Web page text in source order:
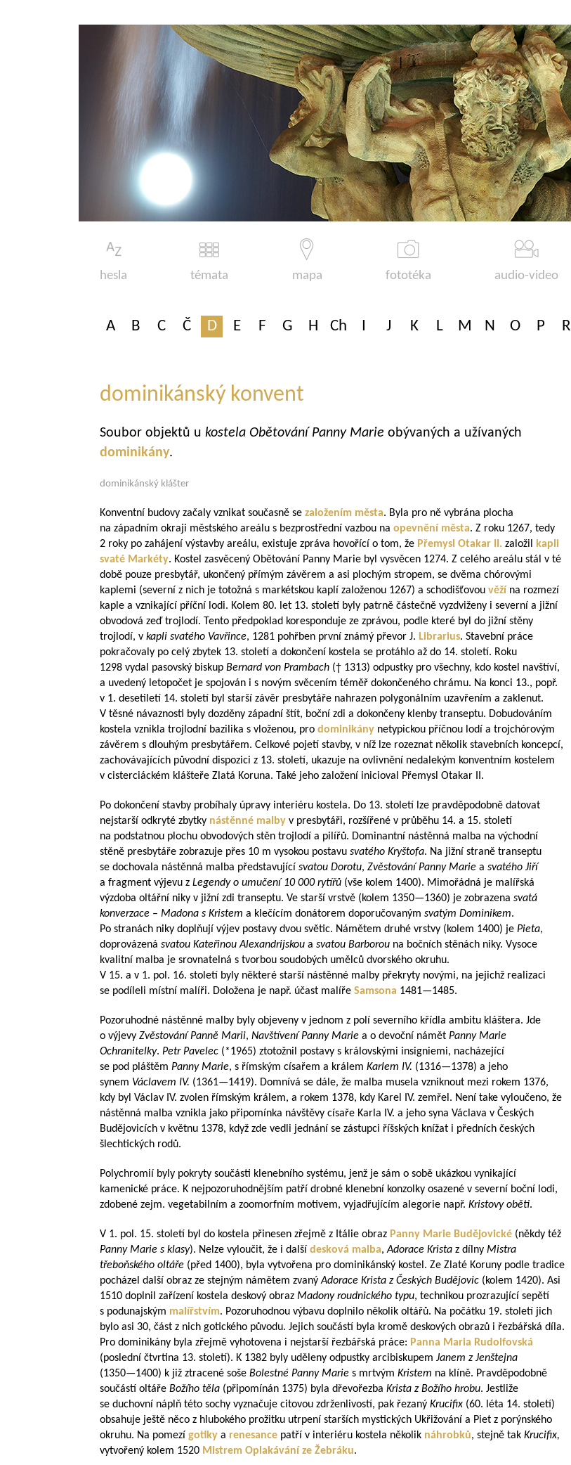
hesla témata mapa fototéka audio-video
A B C Č D E F G H Ch I J K L M N O P R
dominikánský konvent
Soubor objektů u kostela Obětování Panny Marie obývaných a užívaných
dominikány.
dominikánský klášter
Konventní budovy začaly vznikat současně se založením města. Byla pro ně vybrána plocha
na západním okraji městského areálu s bezprostřední vazbou na opevnění města. Z roku 1267, tedy
2 roky po zahájení výstavby areálu, existuje zpráva hovořící o tom, že Přemysl Otakar II. založil
kapli
svaté Markéty. Kostel zasvěcený Obětování Panny Marie byl vysvěcen 1274. Z celého areálu stál v té
době pouze presbytář, ukončený přímým závěrem a asi plochým stropem, se dvěma chórovými
kaplemi (severní z nich je totožná s markétskou kaplí založenou 1267) a schodišťovou věží na rozmezí
kaple a vznikající příční lodi. Kolem 80. let 13. století byly patrně částečně vyzdviženy i severní a jižní
obvodová zeď trojlodí. Tento předpoklad koresponduje ze zprávou, podle které byl do jižní stěny
trojlodí, v kapli svatého Vavřince, 1281 pohřben první známý převor J. Librarius. Stavební práce
pokračovaly po celý zbytek 13. století a dokončení kostela se protáhlo až do 14. století. Roku
1298 vydal pasovský biskup Bernard von Prambach († 1313) odpustky pro všechny, kdo kostel navštíví,
a uvedený letopočet je spojován i s novým svěcením téměř dokončeného chrámu. Na konci 13., popř.
v 1. desetiletí 14. století byl starší závěr presbytáře nahrazen polygonálním uzavřením a zaklenut.
V těsné návaznosti byly dozděny západní štít, boční zdi a dokončeny klenby transeptu. Dobudováním
kostela vznikla trojlodní bazilika s vloženou, pro dominikány netypickou příčnou lodí a trojchórovým
závěrem s dlouhým presbytářem. Celkové pojetí stavby, v níž lze rozeznat několik stavebních koncepcí,
zachovávajících původní dispozici z 13. století, ukazuje na ovlivnění nedalekým konventním kostelem
v cisterciáckém klášteře Zlatá Koruna. Také jeho založení inicioval Přemysl Otakar II.
Po dokončení stavby probíhaly úpravy interiéru kostela. Do 13. století lze pravděpodobně datovat
nejstarší odkryté zbytky nástěnné malby v presbytáři, rozšířené v průběhu 14. a 15. století
na podstatnou plochu obvodových stěn trojlodí a pilířů. Dominantní nástěnná malba na východní
stěně presbytáře zobrazuje přes 10 m vysokou postavu svatého Kryštofa. Na jižní straně transeptu
se dochovala nástěnná malba představující svatou Dorotu, Zvěstování Panny Marie a svatého Jiří
a fragment výjevu z Legendy o umučení 10 000 rytířů (vše kolem 1400). Mimořádná je malířská
výzdoba oltářní niky v jižní zdi transeptu. Ve starší vrstvě (kolem 1350—1360) je zobrazena svatá
konverzace – Madona s Kristem a klečícím donátorem doporučovaným svatým Dominikem.
Po stranách niky doplňují výjev postavy dvou světic. Námětem druhé vrstvy (kolem 1400) je Pieta,
doprovázená svatou Kateřinou Alexandrijskou a svatou Barborou na bočních stěnách niky. Vysoce
kvalitní malba je srovnatelná s tvorbou soudobých umělců dvorského okruhu.
V 15. a v 1. pol. 16. století byly některé starší nástěnné malby překryty novými, na jejichž realizaci
se podíleli místní malíři. Doložena je např. účast malíře Samsona 1481—1485.
Pozoruhodné nástěnné malby byly objeveny v jednom z polí severního křídla ambitu kláštera. Jde
o výjevy Zvěstování Panně Marii, Navštívení Panny Marie a o devoční námět Panny Marie
Ochranitelky. Petr Pavelec (*1965) ztotožnil postavy s královskými insigniemi, nacházející
se pod pláštěm Panny Marie, s římským císařem a králem Karlem IV. (1316—1378) a jeho
synem Václavem IV. (1361—1419). Domnívá se dále, že malba musela vzniknout mezi rokem 1376,
kdy byl Václav IV. zvolen římským králem, a rokem 1378, kdy Karel IV. zemřel. Není take vyloučeno, že
nástěnná malba vznikla jako připomínka návštěvy císaře Karla IV. a jeho syna Václava v Českých
Budějovicích v květnu 1378, když zde vedli jednání se zástupci říšských knížat i předních českých
šlechtických rodů.
Polychromií byly pokryty součásti klenebního systému, jenž je sám o sobě ukázkou vynikající
kamenické práce. K nejpozoruhodnějším patří drobné klenební konzolky osazené v severní boční lodi,
zdobené zejm. vegetabilním a zoomorfním motivem, vyjadřujícím alegorie např. Kristovy oběti.
V 1. pol. 15. století byl do kostela přinesen zřejmě z Itálie obraz Panny Marie Budějovické (někdy též
Panny Marie s klasy). Nelze vyloučit, že i další desková malba,Adorace Krista z dílny Mistra
třeboňského oltáře (před 1400), byla vytvořena pro dominikánský kostel. Ze Zlaté Koruny podle tradice
pocházel další obraz ze stejným námětem zvanýAdorace Krista z Českých Budějovic (kolem 1420). Asi
1510 doplnil zařízení kostela deskový obraz Madony roudnického typu, technikou prozrazující sepětí
s podunajským malířstvím. Pozoruhodnou výbavu doplnilo několik oltářů. Na počátku 19. století jich
bylo asi 30, část z nich gotického původu. Jejich součástí byla kromě deskových obrazů i řezbářská díla.
Pro dominikány byla zřejmě vyhotovena i nejstarší řezbářská práce: Panna Maria Rudolfovská
(poslední čtvrtina 13. století). K 1382 byly uděleny odpustky arcibiskupem Janem z Jenštejna
(1350—1400) k již ztracené soše Bolestné Panny Marie s mrtvým Kristem na klíně. Pravděpodobně
součástí oltáře Božího těla (připomínán 1375) byla dřevořezba Krista z Božího hrobu. Jestliže
se duchovní náplň této sochy vyznačuje citovou zdrženlivostí, pak řezaný Krucifix (60. léta 14. století)
obsahuje ještě něco z hlubokého prožitku utrpení starších mystických Ukřižování a Piet z porýnského
okruhu. Na pomezí gotiky a renesance patří v interiéru kostela několik náhrobků, stejně tak Krucifix,
vytvořený kolem 1520 Mistrem Oplakávání ze Žebráku.